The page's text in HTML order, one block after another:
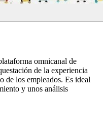
omnicanal de
de la experiencia
de los empleados. Es ideal
y unos análisis